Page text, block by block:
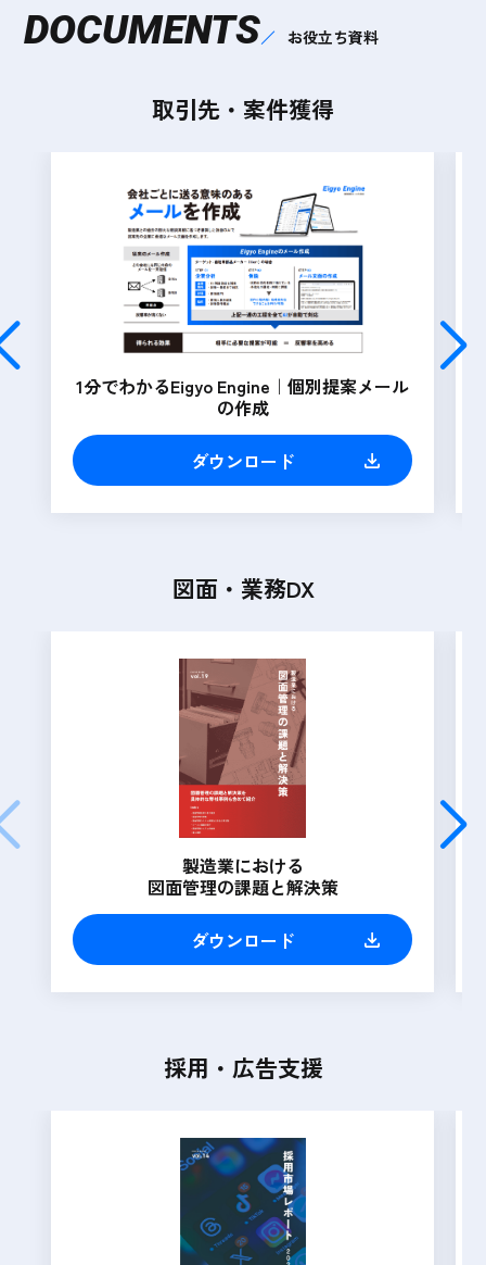
DOCUMENTS お役立ち資料
取引先・案件獲得
1分でわかるEigyo Engine｜個別提案メール
の作成
ダウンロード
図面・業務DX
製造業における
図面管理の課題と解決策
ダウンロード
採用・広告支援